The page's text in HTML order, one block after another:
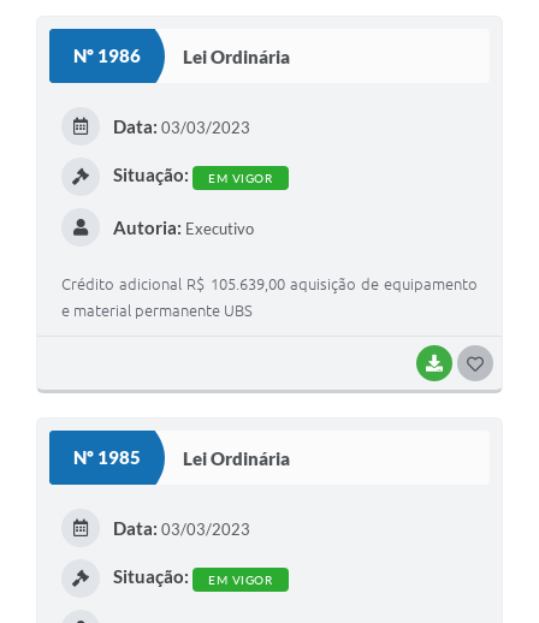
Nº 1986 Lei Ordinária
BAIXAR
Data: 03/03/2023
Situação: EM VIGOR
Autoria: Executivo
Crédito adicional R$ 105.639,00 aquisição de equipamento
e material permanente UBS
Nº 1985 Lei Ordinária
Data: 03/03/2023
Situação: EM VIGOR